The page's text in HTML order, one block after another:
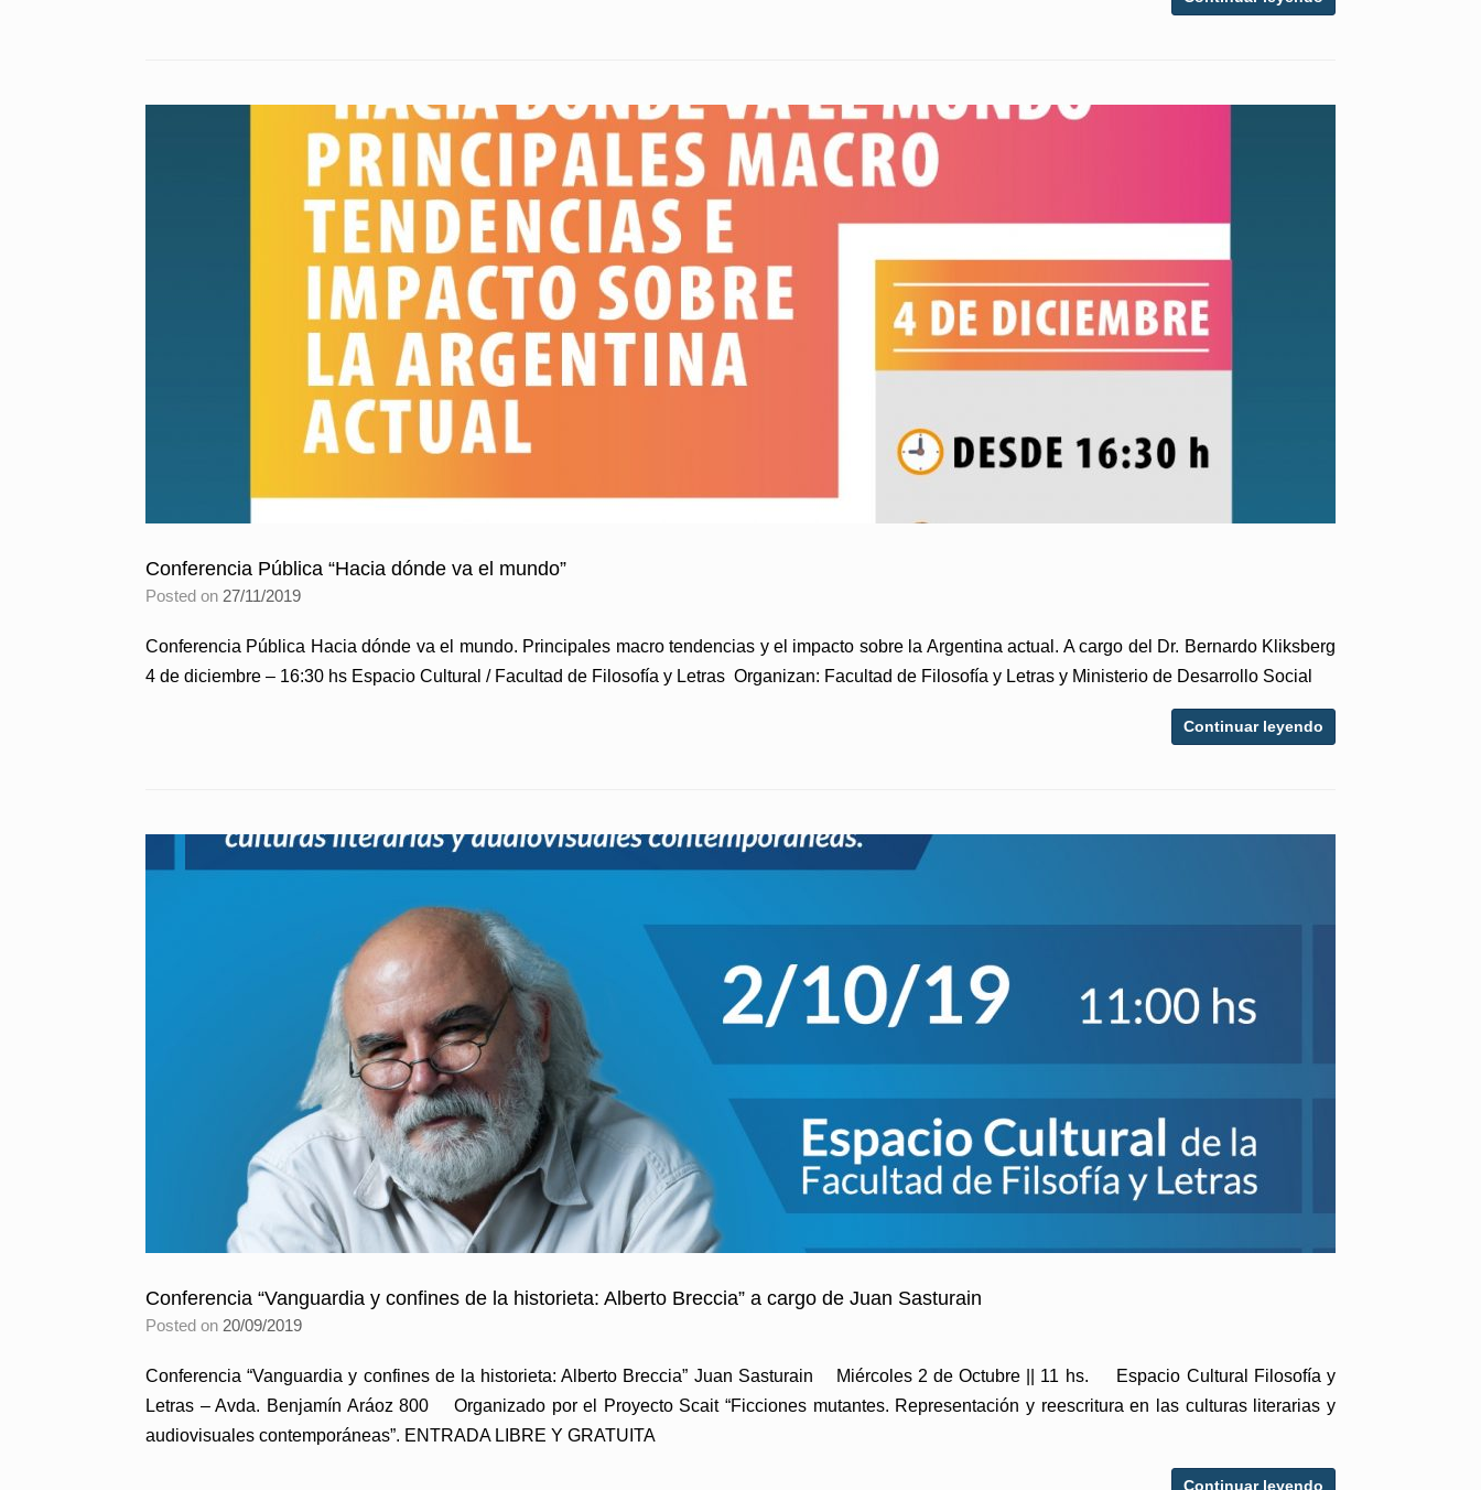
Conferencia Pública “Hacia dónde va el mundo”
Posted on 27/11/2019
Conferencia Pública Hacia dónde va el mundo. Principales macro tendencias y el impacto sobre la Argentina actual. A cargo del Dr. Bernardo Kliksberg
4 de diciembre – 16:30 hs Espacio Cultural / Facultad de Filosofía y Letras Organizan: Facultad de Filosofía y Letras y Ministerio de Desarrollo Social
Continuar leyendo
Conferencia “Vanguardia y confines de la historieta: Alberto Breccia” a cargo de Juan Sasturain
Posted on 20/09/2019
Conferencia “Vanguardia y confines de la historieta: Alberto Breccia” Juan Sasturain Miércoles 2 de Octubre || 11 hs. Espacio Cultural Filosofía y
Letras – Avda. Benjamín Aráoz 800 Organizado por el Proyecto Scait “Ficciones mutantes. Representación y reescritura en las culturas literarias y
audiovisuales contemporáneas”. ENTRADA LIBRE Y GRATUITA
Continuar leyendo